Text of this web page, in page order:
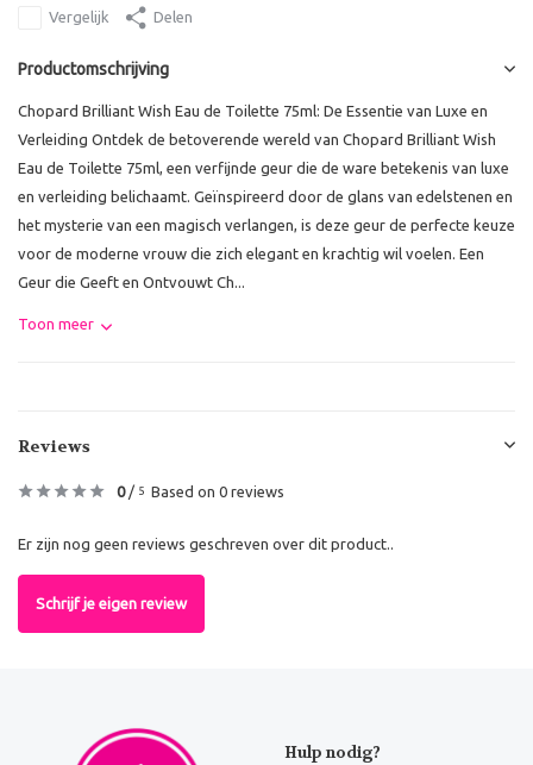
Vergelijk Delen
Productomschrijving
Chopard Brilliant Wish Eau de Toilette 75ml: De Essentie van Luxe en
Verleiding Ontdek de betoverende wereld van Chopard Brilliant Wish
Eau de Toilette 75ml, een verfijnde geur die de ware betekenis van luxe
en verleiding belichaamt. Geïnspireerd door de glans van edelstenen en
het mysterie van een magisch verlangen, is deze geur de perfecte keuze
voor de moderne vrouw die zich elegant en krachtig wil voelen. Een
Geur die Geeft en Ontvouwt Ch...
Toon meer
Reviews
0/ 5 Based on 0 reviews
Er zijn nog geen reviews geschreven over dit product..
Schrijf je eigen review
Hulp nodig?